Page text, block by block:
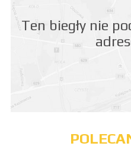
Ten biegły nie